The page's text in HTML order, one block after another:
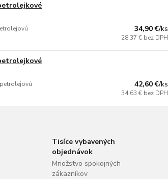
34,90 €/ks
28,37 € bez DPH
42,60 €/ks
34,63 € bez DPH
Tisíce vybavených
objednávok
Množstvo spokojných
zákazníkov